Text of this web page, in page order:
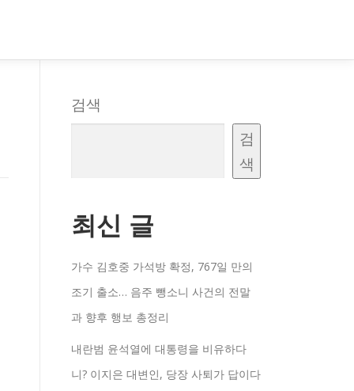
검색
검
색
최신 글
가수 김호중 가석방 확정, 767일 만의
조기 출소… 음주 뺑소니 사건의 전말
과 향후 행보 총정리
내란범 윤석열에 대통령을 비유하다
니? 이지은 대변인, 당장 사퇴가 답이다